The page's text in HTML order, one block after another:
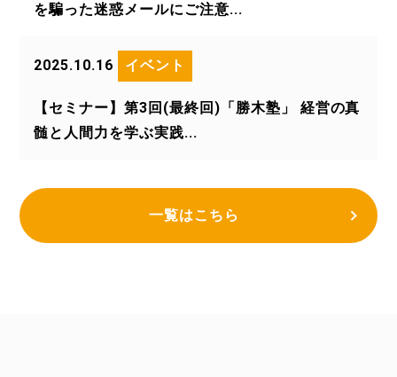
を騙った迷惑メールにご注意...
2025.10.16 イベント
【セミナー】第3回(最終回)「勝木塾」 経営の真
髄と人間力を学ぶ実践...
一覧はこちら